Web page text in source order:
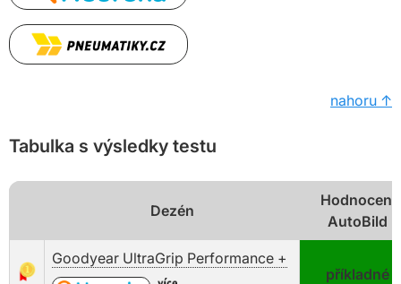
nahoru ↑
Tabulka s výsledky testu
Dezén
Hodnocení
AutoBild
Goodyear UltraGrip Performance +
příkladné